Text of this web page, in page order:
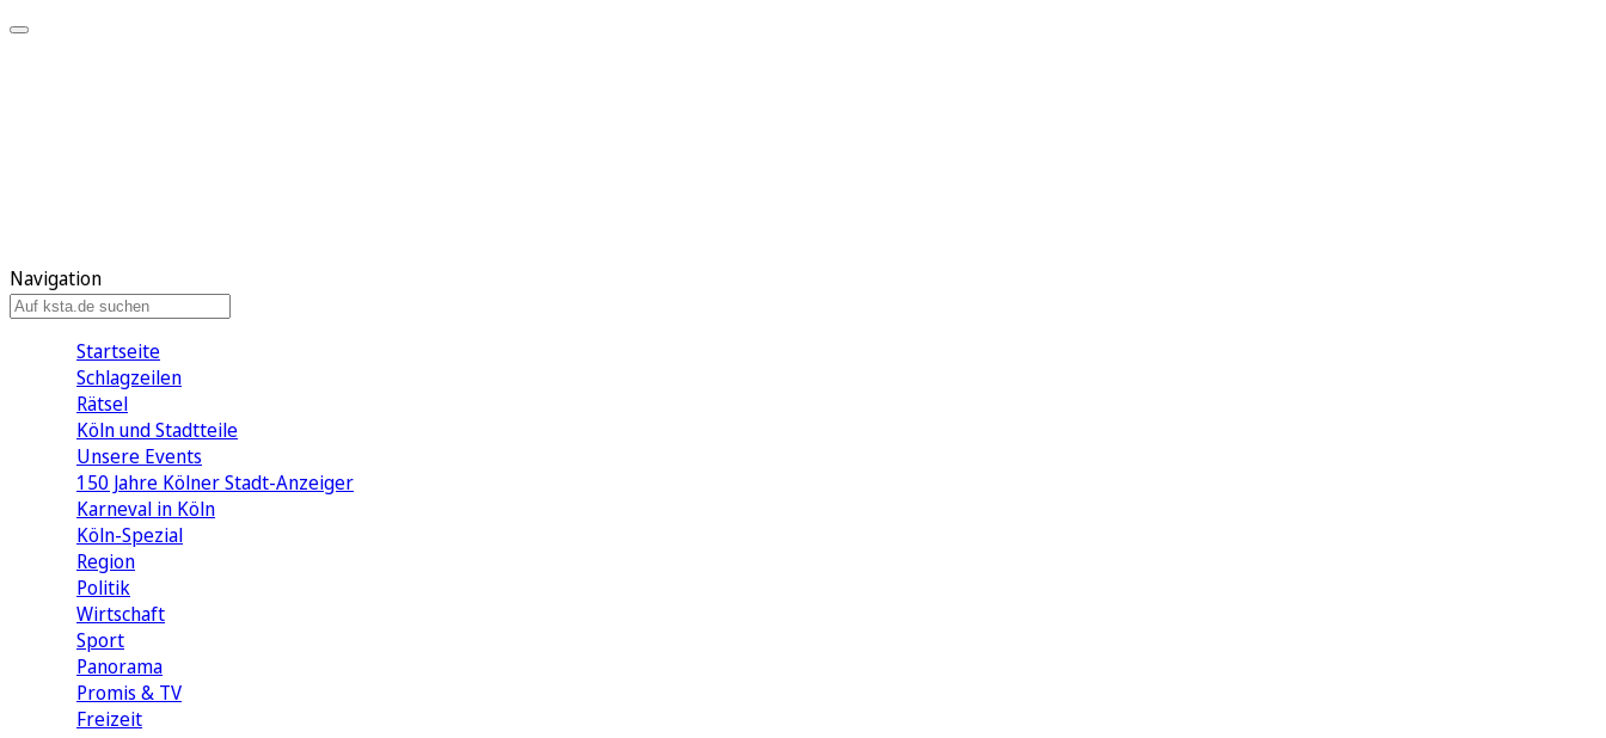
Navigation
Startseite
Schlagzeilen
Rätsel
Köln und Stadtteile
Unsere Events
150 Jahre Kölner Stadt-Anzeiger
Karneval in Köln
Köln-Spezial
Region
Politik
Wirtschaft
Sport
Panorama
Promis & TV
Freizeit